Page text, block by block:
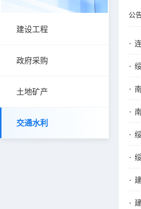
建设工程
政府采购
土地矿产
交通水利
公